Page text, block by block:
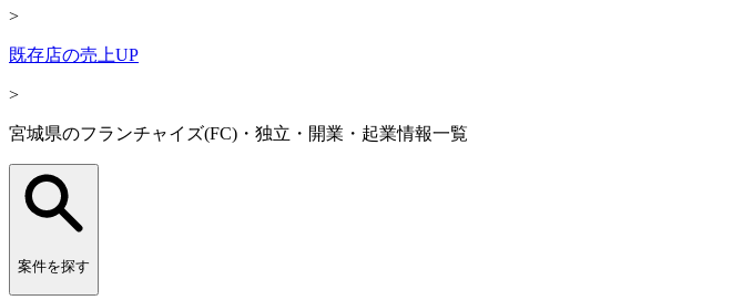
>
既存店の売上UP
>
宮城県のフランチャイズ(FC)・独立・開業・起業情報一覧
案件を探す